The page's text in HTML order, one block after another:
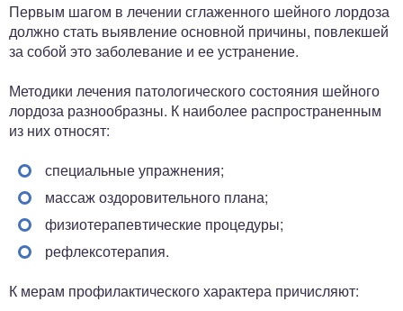
Первым шагом в лечении сглаженного шейного лордоза
должно стать выявление основной причины, повлекшей
за собой это заболевание и ее устранение.
Методики лечения патологического состояния шейного
лордоза разнообразны. К наиболее распространенным
из них относят:
специальные упражнения;
массаж оздоровительного плана;
физиотерапевтические процедуры;
рефлексотерапия.
К мерам профилактического характера причисляют: